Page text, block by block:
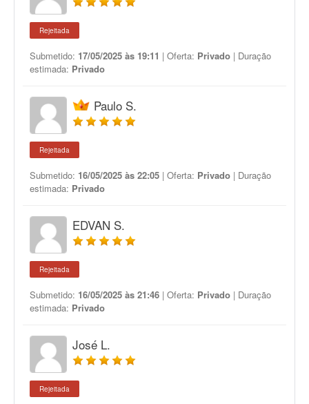
Rejeitada
Submetido: 17/05/2025 às 19:11 | Oferta: Privado | Duração
estimada: Privado
Paulo S.
Rejeitada
Submetido: 16/05/2025 às 22:05 | Oferta: Privado | Duração
estimada: Privado
EDVAN S.
Rejeitada
Submetido: 16/05/2025 às 21:46 | Oferta: Privado | Duração
estimada: Privado
José L.
Rejeitada